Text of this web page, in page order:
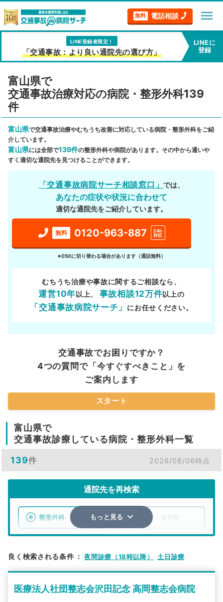
無料 電話相談 menu
LINE登録者限定！
「交通事故：より良い通院先の選び方」
LINEに
登録
富山県で
交通事故治療対応の病院・整形外科139
件
富山県で交通事故治療やむちうち改善に対応している病院・整形外科をご紹
介しています。
富山県には全部で139件の整形外科や病院があります。その中から通いや
すく適切な通院先を見つけることができます。
「交通事故病院サーチ相談窓口」では、
あなたの症状や状況に合わせて
適切な通院先をご紹介しています。
無料 0120-963-887
24h
対応
※050に切り替わる場合があります（通話無料）
むちうち治療や事故に関するご相談なら、
運営10年以上、 事故相談12万件以上の
「交通事故病院サーチ」 にお任せください。
交通事故でお困りですか？
4つの質問で「今すぐすべきこと」を
ご案内します
スタート
富山県で
交通事故診療している病院・整形外科一覧
139件 2026/08/06時点
通院先を再検索
整形外科 整骨院・接骨院
検索する
詳細条件で絞り込む
もっと見る
良く検索される条件 ： 夜間診療（18時以降） 土日診療
医療法人社団整志会沢田記念 高岡整志会病院